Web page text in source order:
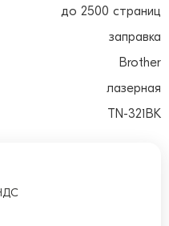
до 2500 страниц
заправка
Brother
лазерная
TN-321BK